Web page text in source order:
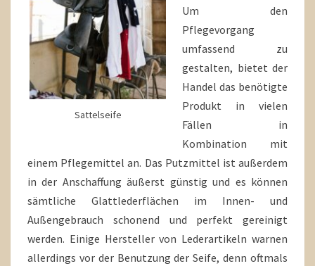
Sattelseife
Um den
Pflegevorgang
umfassend zu
gestalten, bietet der
Handel das benötigte
Produkt in vielen
Fällen in
Kombination mit
einem Pflegemittel an. Das Putzmittel ist außerdem
in der Anschaffung äußerst günstig und es können
sämtliche Glattlederflächen im Innen- und
Außengebrauch schonend und perfekt gereinigt
werden. Einige Hersteller von Lederartikeln warnen
allerdings vor der Benutzung der Seife, denn oftmals